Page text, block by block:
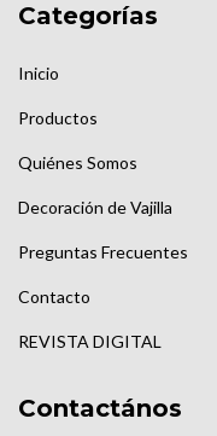
Categorías
Inicio
Productos
Quiénes Somos
Decoración de Vajilla
Preguntas Frecuentes
Contacto
REVISTA DIGITAL
Contactános